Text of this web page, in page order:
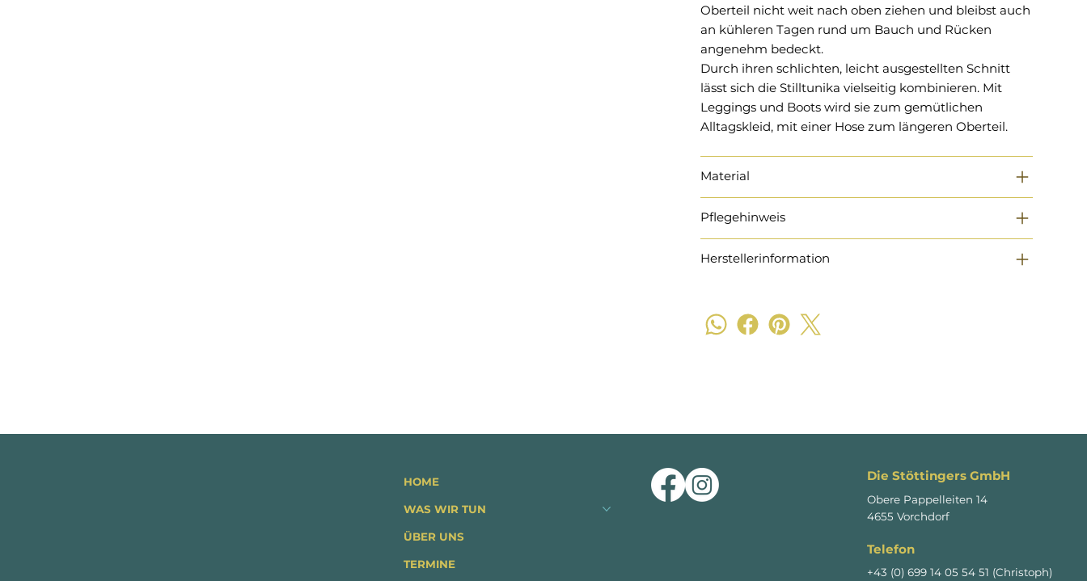
Oberteil nicht weit nach oben ziehen und bleibst auch
an kühleren Tagen rund um Bauch und Rücken
angenehm bedeckt.
Durch ihren schlichten, leicht ausgestellten Schnitt
lässt sich die Stilltunika vielseitig kombinieren. Mit
Leggings und Boots wird sie zum gemütlichen
Alltagskleid, mit einer Hose zum längeren Oberteil.
Material
Pflegehinweis
Herstellerinformation
HOME
WAS WIR TUN
ÜBER UNS
TERMINE
Die Stöttingers GmbH
Obere Pappelleiten 14
4655 Vorchdorf
Telefon
+43 (0) 699 14 05 54 51 (Christoph)